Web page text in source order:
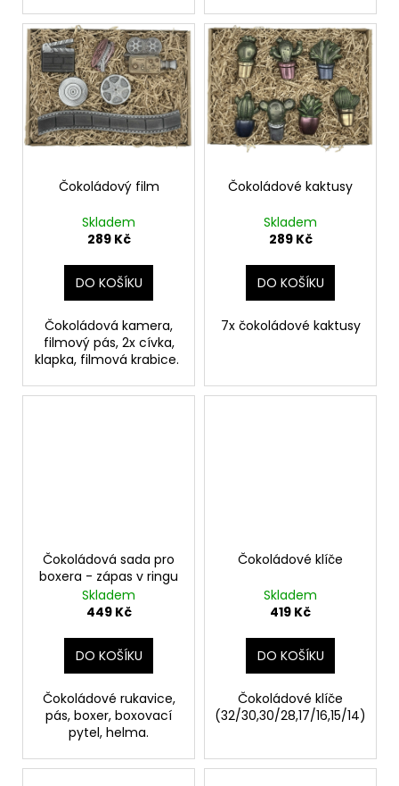
Čokoládový film
Skladem
289 Kč
DO KOŠÍKU
Čokoládová kamera,
filmový pás, 2x cívka,
klapka, filmová krabice.
Čokoládové kaktusy
Skladem
289 Kč
DO KOŠÍKU
7x čokoládové kaktusy
Čokoládová sada pro
boxera - zápas v ringu
Skladem
449 Kč
DO KOŠÍKU
Čokoládové rukavice,
pás, boxer, boxovací
pytel, helma.
Čokoládové klíče
Skladem
419 Kč
DO KOŠÍKU
Čokoládové klíče
(32/30,30/28,17/16,15/14)